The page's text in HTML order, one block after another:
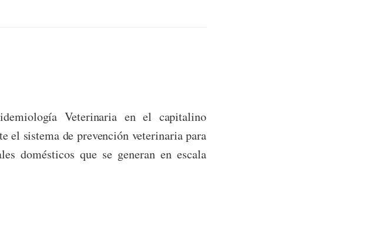
Veterinaria en el capitalino
el sistema de prevención veterinaria para
domésticos que se generan en escala